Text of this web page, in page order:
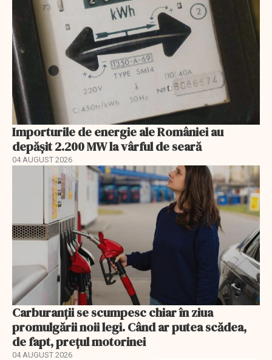
Importurile de energie ale României au
depășit 2.200 MW la vârful de seară
04 AUGUST 2026
Carburanții se scumpesc chiar în ziua
promulgării noii legi. Când ar putea scădea,
de fapt, prețul motorinei
04 AUGUST 2026